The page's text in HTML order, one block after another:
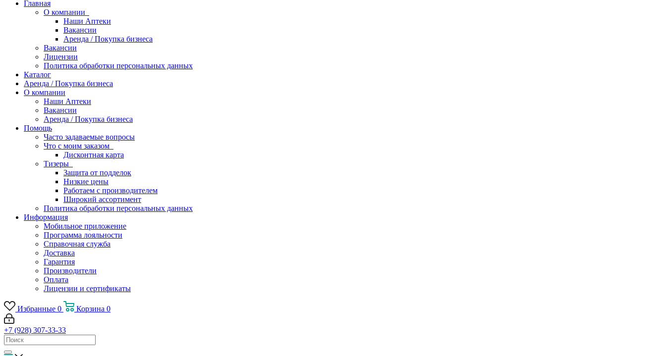
Главная
О компании
Наши Аптеки
Вакансии
Аренда / Покупка бизнеса
Вакансии
Лицензии
Политика обработки персональных данных
Каталог
Аренда / Покупка бизнеса
О компании
Наши Аптеки
Вакансии
Аренда / Покупка бизнеса
Помощь
Часто задаваемые вопросы
Что с моим заказом
Дисконтная карта
Тизеры
Защита от подделок
Низкие цены
Работаем с производителем
Широкий ассортимент
Политика обработки персональных данных
Информация
Мобильное приложение
Программа лояльности
Справочная служба
Доставка
Гарантия
Производители
Оплата
Лицензии и сертификаты
Избранные 0 Корзина 0
+7 (928) 307-33-33